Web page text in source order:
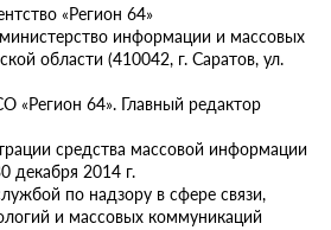
«Регион 64»
информации и массовых
области (410042, г. Саратов, ул.
64». Главный редактор
средства массовой информации
2014 г.
по надзору в сфере связи,
и массовых коммуникаций